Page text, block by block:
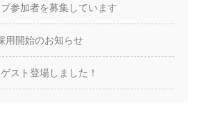
参加者を募集しています
用開始のお知らせ
スト登場しました！